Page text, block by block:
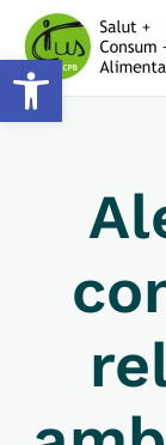
Obre la barra d'eines
Skip to